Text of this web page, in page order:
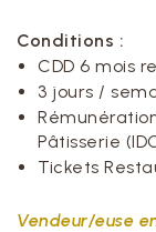
Conditions :
CDD 6 mois
3 jours /
Pâtisserie
Tickets
Vendeur/euse